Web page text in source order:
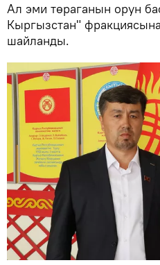
Ал эми төраганын орун
Кыргызстан"
шайланды.